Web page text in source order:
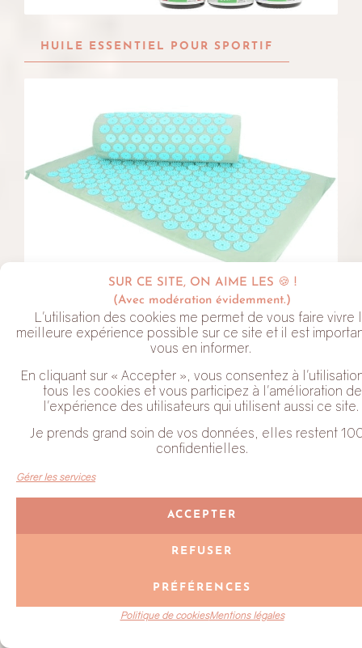
SUR CE SITE, ON AIME LES 🍪 !
(Avec modération évidemment.)
L'utilisation des cookies me permet de vous faire vivre
meilleure expérience possible sur ce site et il est
vous en informer.
En cliquant sur « Accepter », vous consentez à
tous les cookies et vous participez à l'amélioration de
l'expérience des utilisateurs qui utilisent aussi ce site.
Je prends grand soin de vos données, elles restent
confidentielles.
Gérer les services
ACCEPTER
REFUSER
PRÉFÉRENCES
Politique de cookiesMentions légales
HUILE ESSENTIEL POUR SPORTIF
TAPIS D'ACCUPRESSION